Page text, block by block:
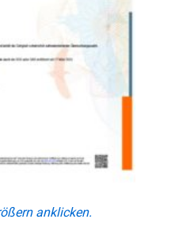
anklicken.